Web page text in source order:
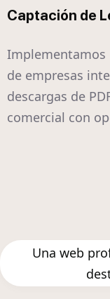
Captación de
Implementamos
de empresas
descargas de
comercial con
Una web